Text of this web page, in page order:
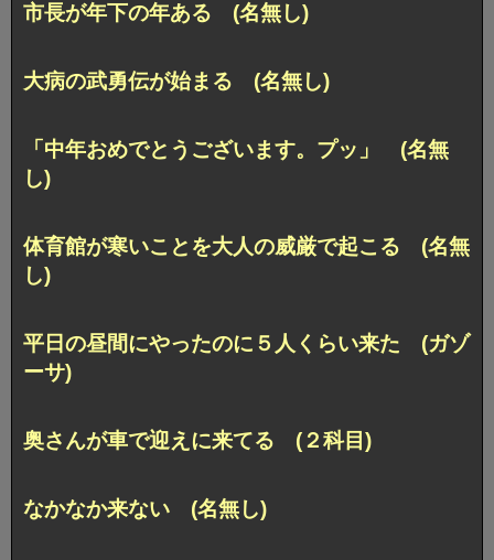
市長が年下の年ある (名無し)
大病の武勇伝が始まる (名無し)
「中年おめでとうございます。プッ」 (名無
し)
体育館が寒いことを大人の威厳で起こる (名無
し)
平日の昼間にやったのに５人くらい来た (ガゾ
ーサ)
奥さんが車で迎えに来てる (２科目)
なかなか来ない (名無し)